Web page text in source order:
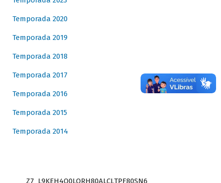
Temporada 2020
Temporada 2019
Temporada 2018
Temporada 2017
Temporada 2016
Temporada 2015
Temporada 2014
Z7_L9KEH4O0LORH80ALCLTPF80SN6